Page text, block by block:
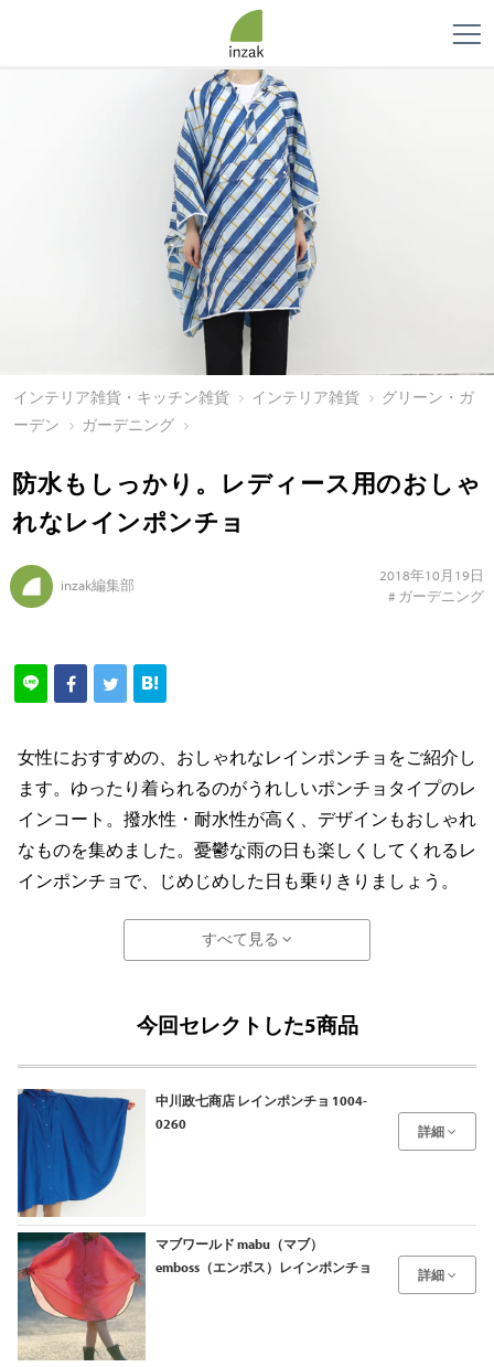
インテリア雑貨・キッチン雑貨 インテリア雑貨
グリーン・ガ
ーデン
ガーデニング
防水もしっかり。レディース用のおしゃ
れなレインポンチョ
inzak編集部
2018年10月19日
# ガーデニング
女性におすすめの、おしゃれなレインポンチョをご紹介し
ます。ゆったり着られるのがうれしいポンチョタイプのレ
インコート。撥水性・耐水性が高く、デザインもおしゃれ
なものを集めました。憂鬱な雨の日も楽しくしてくれるレ
インポンチョで、じめじめした日も乗りきりましょう。
すべて見る
今回セレクトした5商品
中川政七商店 レインポンチョ 1004-
0260
詳細
マブワールド mabu（マブ）
emboss（エンボス）レインポンチョ
詳細